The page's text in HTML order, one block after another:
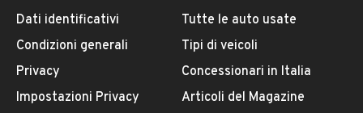
Altro
ABS
Accensione elettrica
Marmitta catalitica
Il veicolo è ancora disponibile?
Il prezzo è trattabile?
Offrite finanziamenti?
Accettate permute?
Dati identificativi
Condizioni generali
Privacy
Impostazioni Privacy
Tutte le auto usate
Tipi di veicoli
Concessionari in Italia
Articoli del Magazine